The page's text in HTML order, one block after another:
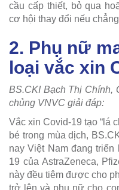
cầu cấp thiết, bỏ qua
cơ hội thay đổi nếu
2. Phụ nữ
loại vắc xin
BS.CKI Bạch Thị Chính,
chủng VNVC giải đáp:
Vắc xin Covid-19 tạo “lá
bé trong mùa dịch,
nay Việt Nam đang
19 của AstraZeneca,
này đều tiêm được cho